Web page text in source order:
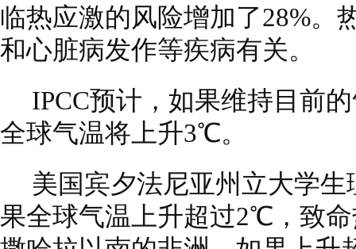
临热应激的风险增加了28%。
和心脏病发作等疾病有关。
IPCC预计，如果维持目前
全球气温将上升3℃。
美国宾夕法尼亚州立大学
果全球气温上升超过2℃，致